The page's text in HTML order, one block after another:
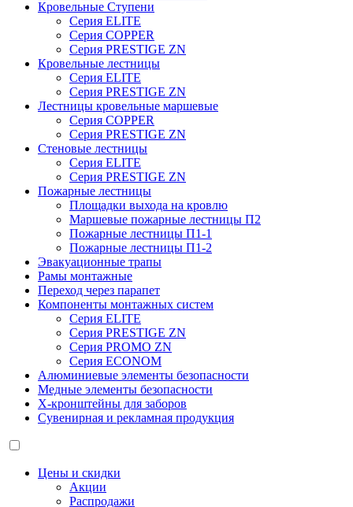
Кровельные Ступени
Серия ELITE
Серия COPPER
Серия PRESTIGE ZN
Кровельные лестницы
Серия ELITE
Серия PRESTIGE ZN
Лестницы кровельные маршевые
Серия COPPER
Серия PRESTIGE ZN
Стеновые лестницы
Серия ELITE
Серия PRESTIGE ZN
Пожарные лестницы
Площадки выхода на кровлю
Маршевые пожарные лестницы П2
Пожарные лестницы П1-1
Пожарные лестницы П1-2
Эвакуационные трапы
Рамы монтажные
Переход через парапет
Компоненты монтажных систем
Серия ELITE
Серия PRESTIGE ZN
Серия PROMO ZN
Серия ECONOM
Алюминиевые элементы безопасности
Медные элементы безопасности
X-кронштейны для заборов
Сувенирная и рекламная продукция
Цены и скидки
Акции
Распродажи